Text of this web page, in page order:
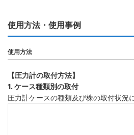
使用方法・使用事例
使用方法
【圧力計の取付方法】
1. ケース種類別の取付
圧力計ケースの種類及び株の取付状況